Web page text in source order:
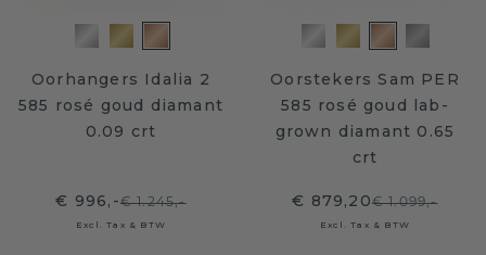
Oorhangers Idalia 2
585 rosé goud diamant
0.09 crt
€ 996,-€ 1.245,-
Excl. Tax & BTW
Oorstekers Sam PER
585 rosé goud lab-
grown diamant 0.65
crt
€ 879,20€ 1.099,-
Excl. Tax & BTW